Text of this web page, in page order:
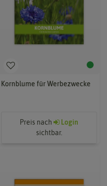
Kornblume für Werbezwecke
Preis nach
Login
sichtbar.